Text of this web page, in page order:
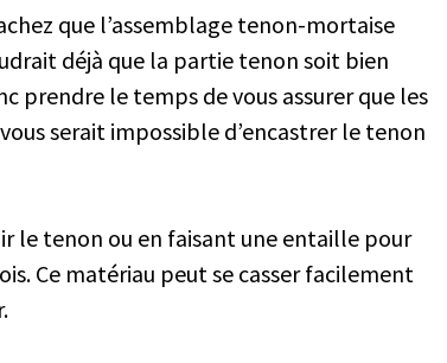
que l’assemblage tenon-mortaise
déjà que la partie tenon soit bien
prendre le temps de vous assurer que les
serait impossible d’encastrer le tenon
le tenon ou en faisant une entaille pour
Ce matériau peut se casser facilement